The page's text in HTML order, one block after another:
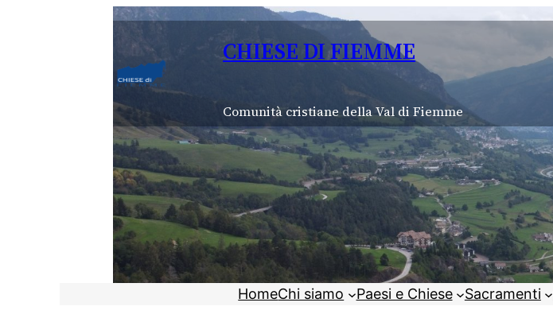
CHIESE DI FIEMME
Comunità cristiane della Val di Fiemme
HomeChi siamo Paesi e Chiese Sacramenti